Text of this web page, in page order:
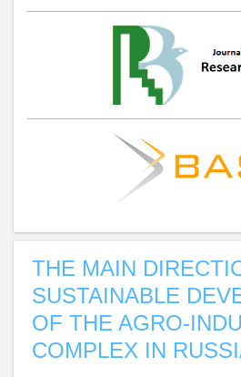
THE MAIN
SUSTAINABLE
OF THE AGRO-
COMPLEX IN